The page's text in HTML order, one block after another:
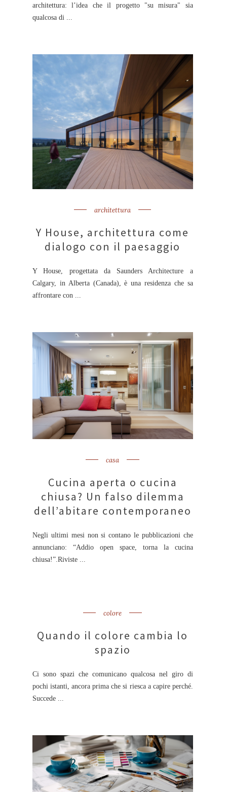
architettura: l’idea che il progetto "su misura" sia
qualcosa di ...
architettura
Y House, architettura come
dialogo con il paesaggio
Y House, progettata da Saunders Architecture a
Calgary, in Alberta (Canada), è una residenza che sa
affrontare con ...
casa
Cucina aperta o cucina
chiusa? Un falso dilemma
dell’abitare contemporaneo
Negli ultimi mesi non si contano le pubblicazioni che
annunciano: “Addio open space, torna la cucina
chiusa!”.Riviste ...
colore
Quando il colore cambia lo
spazio
Ci sono spazi che comunicano qualcosa nel giro di
pochi istanti, ancora prima che si riesca a capire perché.
Succede ...